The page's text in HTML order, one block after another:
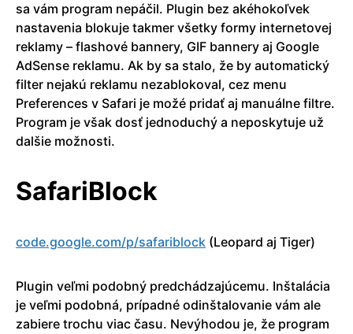
sa vám program nepáčil. Plugin bez akéhokoľvek
nastavenia blokuje takmer všetky formy internetovej
reklamy – flashové bannery, GIF bannery aj Google
AdSense reklamu. Ak by sa stalo, že by automatický
filter nejakú reklamu nezablokoval, cez menu
Preferences v Safari je možé pridať aj manuálne filtre.
Program je však dosť jednoduchý a neposkytuje už
dalšie možnosti.
SafariBlock
code.google.com/p/sa­fariblock (Leopard aj Tiger)
Plugin veľmi podobný predchádzajúcemu. Inštalácia
je veľmi podobná, prípadné odinštalovanie vám ale
zabiere trochu viac času. Nevýhodou je, že program